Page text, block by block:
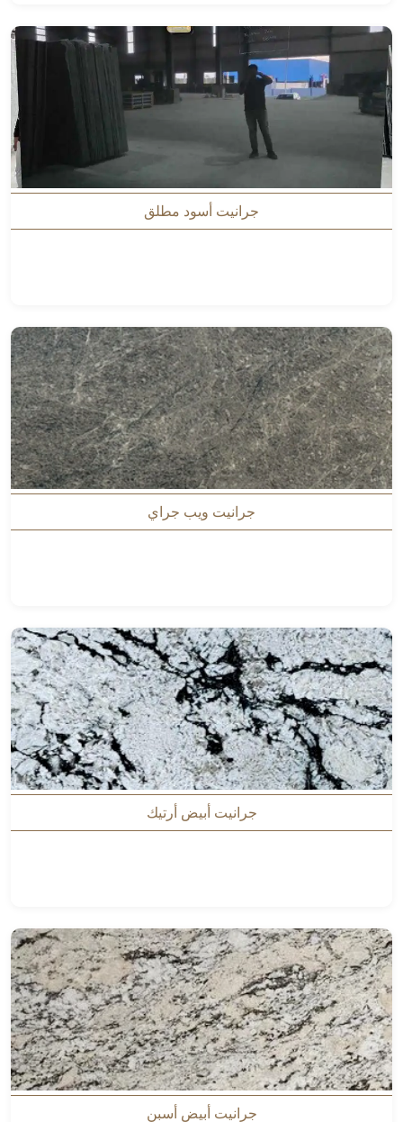
جرانيت أسود مطلق
جرانيت ويب جراي
جرانيت أبيض أرتيك
جرانيت أبيض أسبن